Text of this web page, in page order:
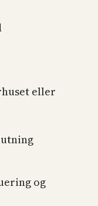
eller
og